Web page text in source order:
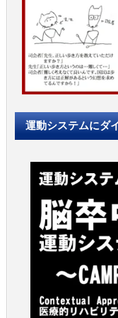
運動システムにダ